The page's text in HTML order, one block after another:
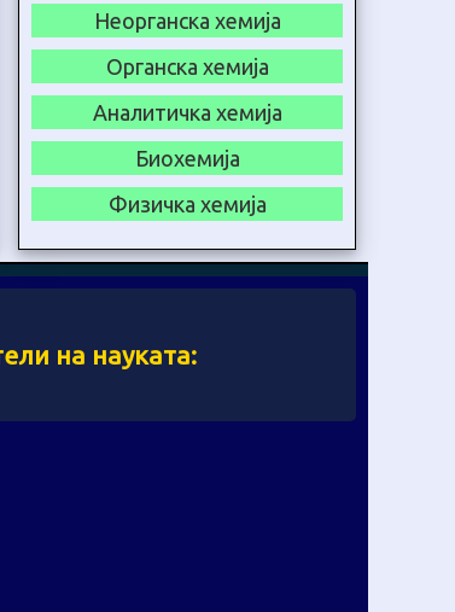
Неорганска хемија
Органска хемија
Аналитичка хемија
Биохемија
Физичка хемија
на науката: